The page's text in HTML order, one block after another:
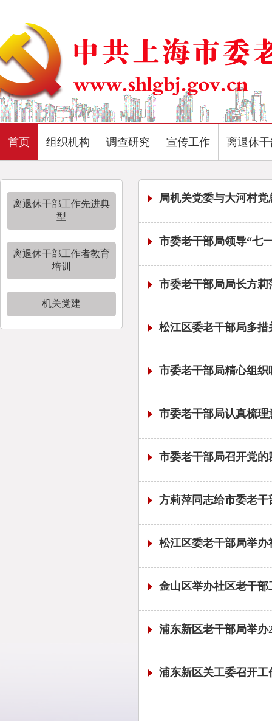
首页 组织机构 调查研究 宣传工作 离退休
离退休干部工作先进典
型
离退休干部工作者教育
培训
机关党建
局机关党委与大河村
市委老干部局领导“七
市委老干部局局长方
松江区委老干部局多
市委老干部局精心组织
市委老干部局认真梳
市委老干部局召开党
方莉萍同志给市委老
松江区委老干部局举
金山区举办社区老干
浦东新区老干部局举办
浦东新区关工委召开工